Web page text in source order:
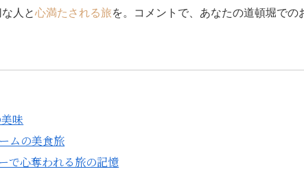
人と心満たされる旅を。コメントで、あなたの道頓堀での
味
ムの美食旅
で心奪われる旅の記憶